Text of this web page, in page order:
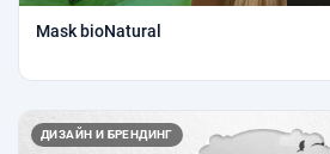
Mask bioNatural
ДИЗАЙН И БРЕНДИНГ